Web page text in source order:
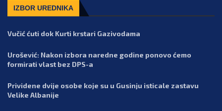
IZBOR UREDNIKA
Vučić ćuti dok Kurti krstari Gazivodama
Urošević: Nakon izbora naredne godine ponovo ćemo
formirati vlast bez DPS-a
Prividene dvije osobe koje su u Gusinju isticale zastavu
Velike Albanije